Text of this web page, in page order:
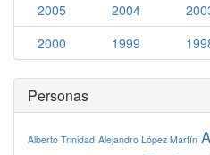
2005
2004
2000
1999
Personas
Alberto Trinidad Alejandro López Martín